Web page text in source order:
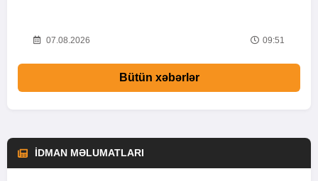
07.08.2026 09:51
Bütün xəbərlər
İDMAN MƏLUMATLARI